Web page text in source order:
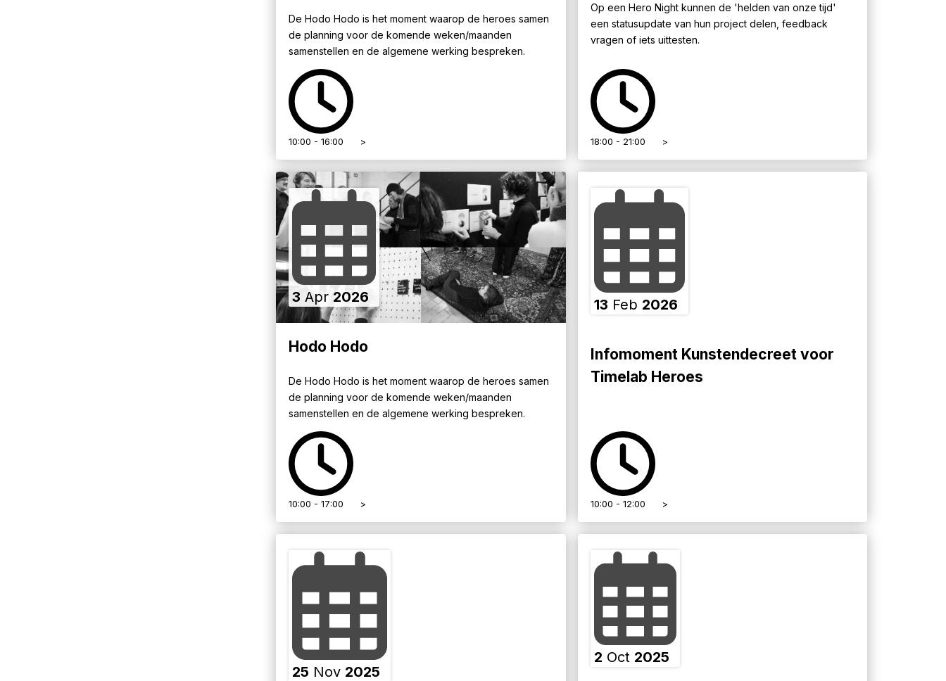
De Hodo Hodo is het moment waarop de heroes samen
de planning voor de komende weken/maanden
samenstellen en de algemene werking bespreken.
10:00 - 16:00 >
Op een Hero Night kunnen de 'helden van onze tijd'
een statusupdate van hun project delen, feedback
vragen of iets uittesten.
18:00 - 21:00 >
3 Apr 2026
Hodo Hodo
De Hodo Hodo is het moment waarop de heroes samen
de planning voor de komende weken/maanden
samenstellen en de algemene werking bespreken.
10:00 - 17:00 >
13 Feb 2026
Infomoment Kunstendecreet voor
Timelab Heroes
10:00 - 12:00 >
25 Nov 2025
2 Oct 2025